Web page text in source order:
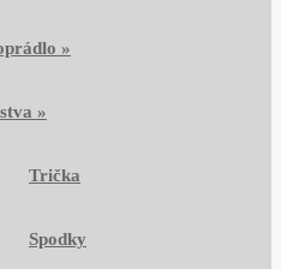
»
»
Trička
Spodky